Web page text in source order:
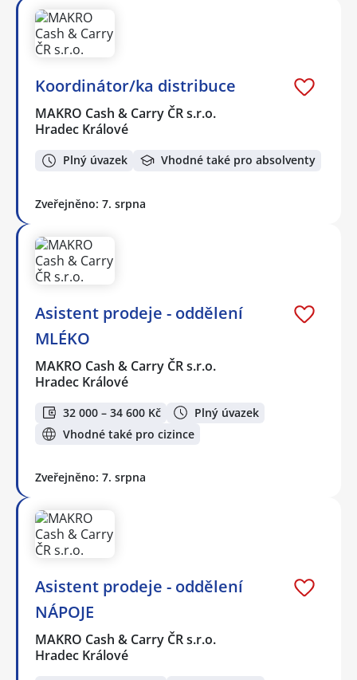
Koordinátor/ka distribuce
MAKRO Cash & Carry ČR s.r.o.
Hradec Králové
Plný úvazek Vhodné také pro absolventy
Zveřejněno: 7. srpna
Asistent prodeje - oddělení
MLÉKO
MAKRO Cash & Carry ČR s.r.o.
Hradec Králové
32 000 – 34 600 Kč
Plný úvazek
Vhodné také pro cizince
Zveřejněno: 7. srpna
Asistent prodeje - oddělení
NÁPOJE
MAKRO Cash & Carry ČR s.r.o.
Hradec Králové